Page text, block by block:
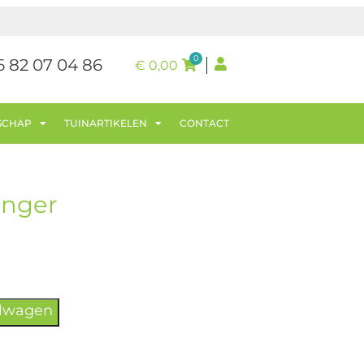
82 07 04 86 € 0,00 0
TUINARTIKELEN CONTACT